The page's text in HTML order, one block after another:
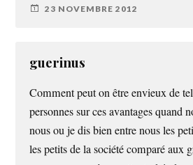
23 NOVEMBRE 2012
guerinus
Comment peut on être envieux de
personnes sur ces avantages quand
nous ou je dis bien entre nous les
les petits de la société comparé aux